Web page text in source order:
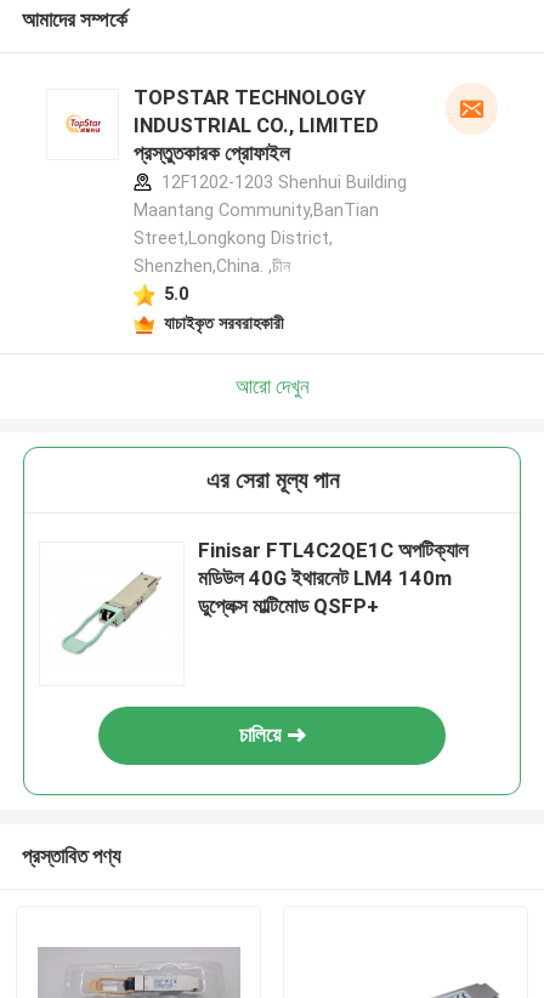
আমাদের সম্পর্কে
TOPSTAR TECHNOLOGY
INDUSTRIAL CO., LIMITED
প্রস্তুতকারক প্রোফাইল
12F1202-1203 Shenhui Building
Maantang Community,BanTian
Street,Longkong District,
Shenzhen,China. ,চীন
5.0
যাচাইকৃত সরবরাহকারী
আরো দেখুন
এর সেরা মূল্য পান
Finisar FTL4C2QE1C অপটিক্যাল
মডিউল 40G ইথারনেট LM4 140m
ডুপ্লেক্স মাল্টিমোড QSFP+
চালিয়ে
প্রস্তাবিত পণ্য